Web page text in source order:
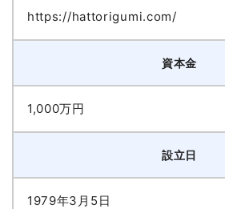
https://hattorigumi.com/
資本金
1,000万円
設立日
1979年3月5日